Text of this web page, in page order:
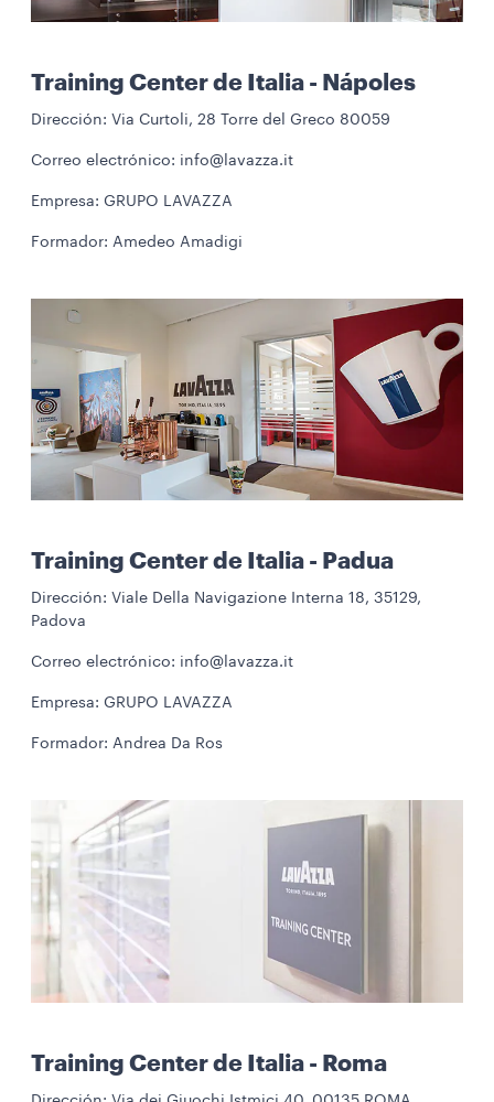
Training Center de Italia - Nápoles
Dirección: Via Curtoli, 28 Torre del Greco 80059
Correo electrónico: info@lavazza.it
Empresa: GRUPO LAVAZZA
Formador: Amedeo Amadigi
Training Center de Italia - Padua
Dirección: Viale Della Navigazione Interna 18, 35129,
Padova
Correo electrónico: info@lavazza.it
Empresa: GRUPO LAVAZZA
Formador: Andrea Da Ros
Training Center de Italia - Roma